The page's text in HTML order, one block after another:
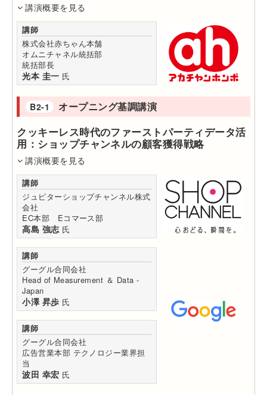
講演概要を見る
講師
株式会社赤ちゃん本舗
オムニチャネル統括部
統括部長
光本 圭一 氏
B2-1 オープニング基調講演
クッキーレス時代のファーストパーティデータ活
用：ショップチャンネルの顧客獲得戦略
講演概要を見る
講師
ジュピターショップチャンネル株式
会社
EC本部 Eコマース部
高島 強志氏
講師
グーグル合同会社
Head of Measurement ＆ Data -
Japan
小澤 昇歩 氏
講師
グーグル合同会社
広告営業本部 テクノロジー業界担
当
波田 幸宏 氏